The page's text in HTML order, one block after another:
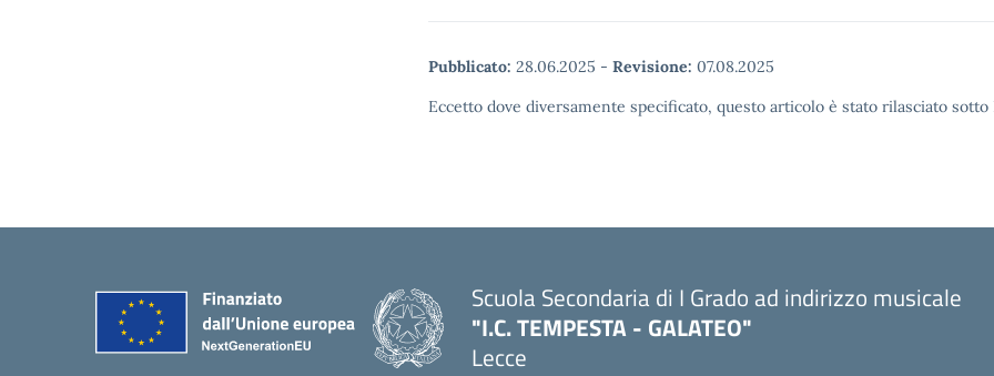
Pubblicato: 28.06.2025 - Revisione: 07.08.2025
Eccetto dove diversamente specificato, questo articolo è stato rilasciato
Scuola Secondaria di I Grado ad indirizzo musicale
"I.C. TEMPESTA - GALATEO"
Lecce